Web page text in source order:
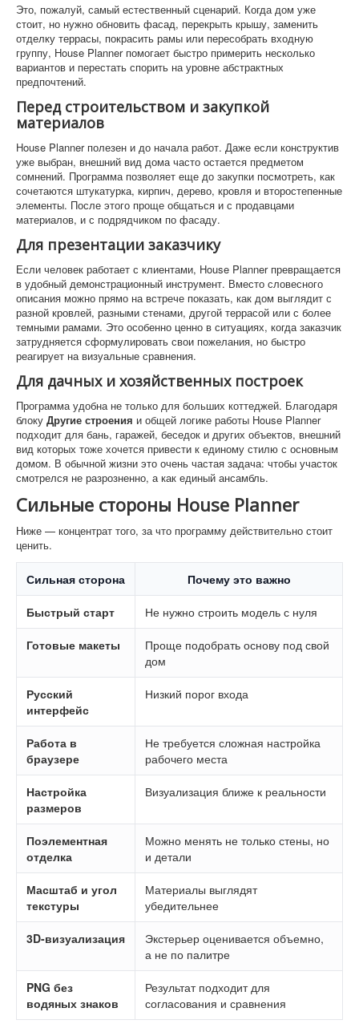
Это, пожалуй, самый естественный сценарий. Когда дом уже
стоит, но нужно обновить фасад, перекрыть крышу, заменить
отделку террасы, покрасить рамы или пересобрать входную
группу, House Planner помогает быстро примерить несколько
вариантов и перестать спорить на уровне абстрактных
предпочтений.
Перед строительством и закупкой
материалов
House Planner полезен и до начала работ. Даже если конструктив
уже выбран, внешний вид дома часто остается предметом
сомнений. Программа позволяет еще до закупки посмотреть, как
сочетаются штукатурка, кирпич, дерево, кровля и второстепенные
элементы. После этого проще общаться и с продавцами
материалов, и с подрядчиком по фасаду.
Для презентации заказчику
Если человек работает с клиентами, House Planner превращается
в удобный демонстрационный инструмент. Вместо словесного
описания можно прямо на встрече показать, как дом выглядит с
разной кровлей, разными стенами, другой террасой или с более
темными рамами. Это особенно ценно в ситуациях, когда заказчик
затрудняется сформулировать свои пожелания, но быстро
реагирует на визуальные сравнения.
Для дачных и хозяйственных построек
Программа удобна не только для больших коттеджей. Благодаря
блоку Другие строения и общей логике работы House Planner
подходит для бань, гаражей, беседок и других объектов, внешний
вид которых тоже хочется привести к единому стилю с основным
домом. В обычной жизни это очень частая задача: чтобы участок
смотрелся не разрозненно, а как единый ансамбль.
Сильные стороны House Planner
Ниже — концентрат того, за что программу действительно стоит
ценить.
Сильная сторона Почему это важно
Быстрый старт Не нужно строить модель с нуля
Готовые макеты
Проще подобрать основу под свой
дом
Русский
интерфейс
Низкий порог входа
Работа в
браузере
Не требуется сложная настройка
рабочего места
Настройка
размеров
Визуализация ближе к реальности
Поэлементная
отделка
Можно менять не только стены, но
и детали
Масштаб и угол
текстуры
Материалы выглядят
убедительнее
3D-визуализация
Экстерьер оценивается объемно,
а не по палитре
PNG без
водяных знаков
Результат подходит для
согласования и сравнения